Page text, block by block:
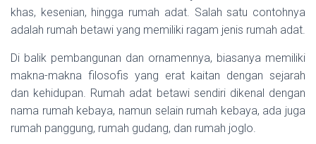
khas, kesenian, hingga rumah adat. Salah satu contohnya
adalah rumah betawi yang memiliki ragam jenis rumah adat.
Di balik pembangunan dan ornamennya, biasanya memiliki
makna-makna filosofis yang erat kaitan dengan sejarah
dan kehidupan. Rumah adat betawi sendiri dikenal dengan
nama rumah kebaya, namun selain rumah kebaya, ada juga
rumah panggung, rumah gudang, dan rumah joglo.